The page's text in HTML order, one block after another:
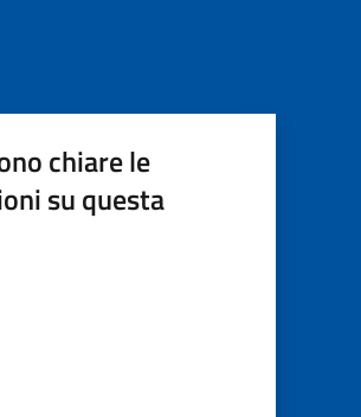
chiare le
su questa